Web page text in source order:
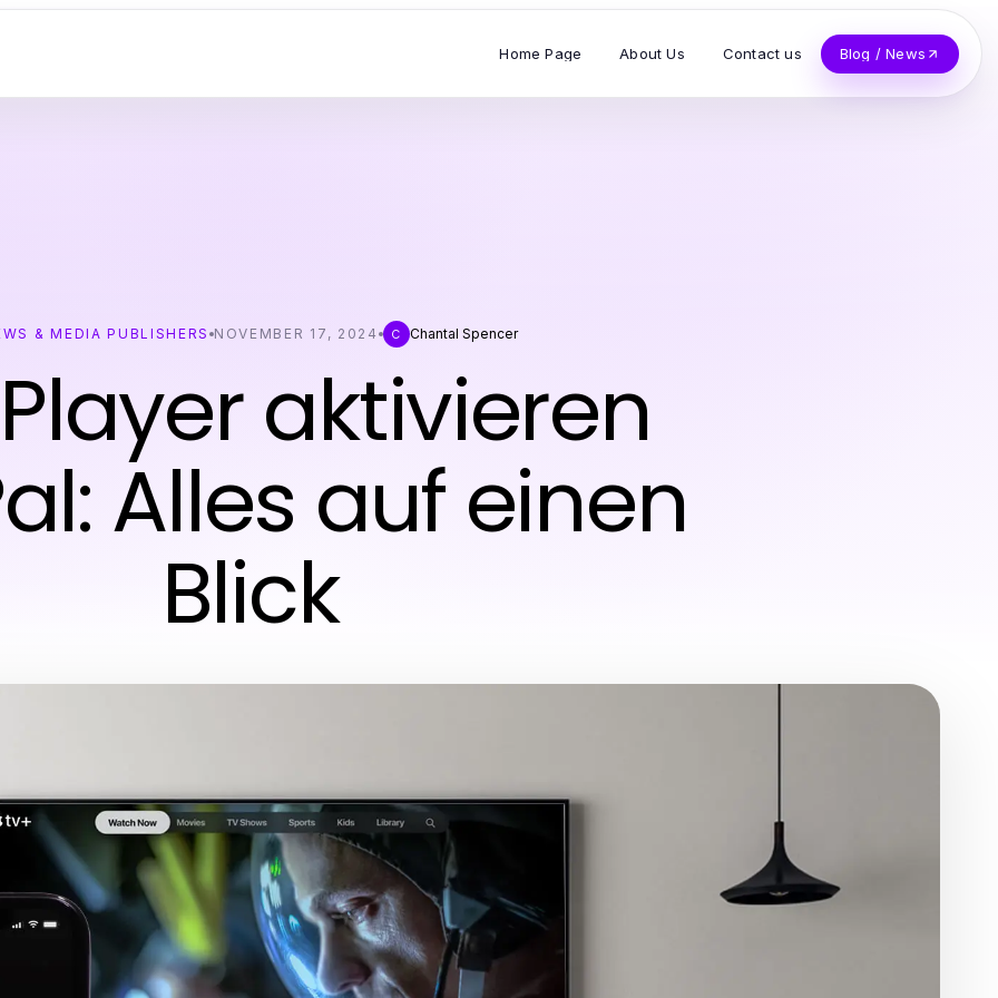
Home Page About Us Contact us Blog / News
& MEDIA PUBLISHERS NOVEMBER 17, 2024 C Chantal Spencer
aktivieren
Alles auf einen
Blick